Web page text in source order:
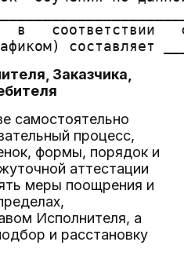
в   соответствии
Заказчика,
самостоятельно
процесс,
формы, порядок и
аттестации
меры поощрения и
Исполнителя, а
и расстановку